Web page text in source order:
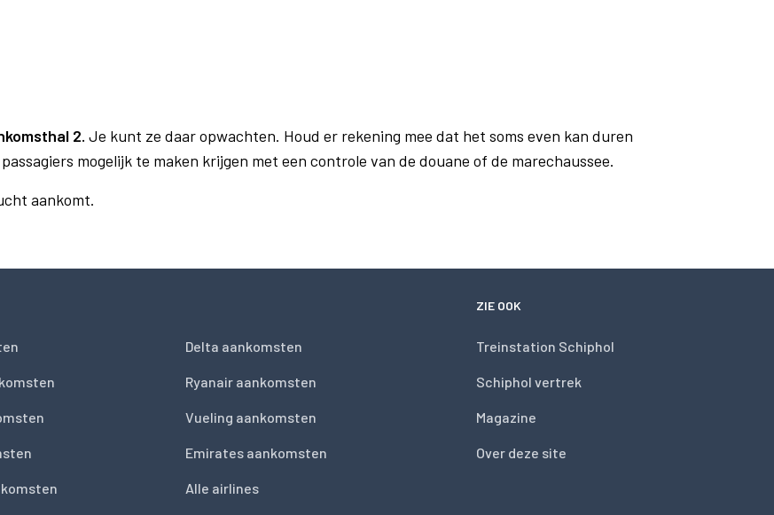
2. Je kunt ze daar opwachten. Houd er rekening mee dat het soms even kan duren
mogelijk te maken krijgen met een controle van de douane of de marechaussee.
aankomt.
Delta aankomsten
Ryanair aankomsten
Vueling aankomsten
Emirates aankomsten
Alle airlines
ZIE OOK
Treinstation Schiphol
Schiphol vertrek
Magazine
Over deze site